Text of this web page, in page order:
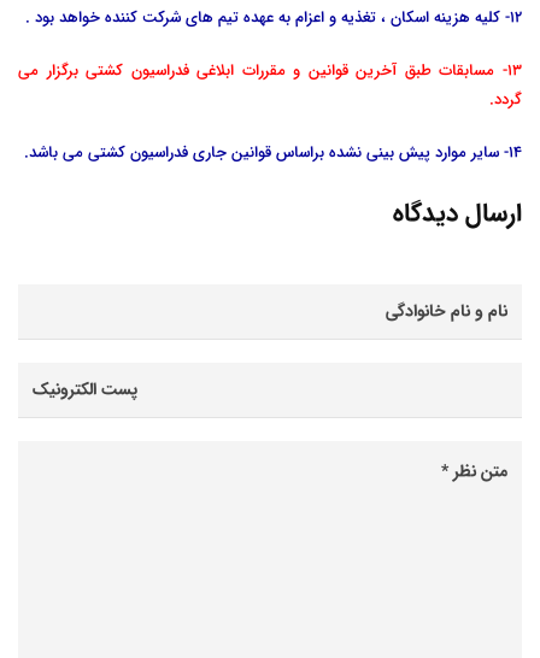
12- کلیه هزینه اسکان ، تغذیه و اعزام به عهده تیم های شرکت کننده خواهد بود .
13- مسابقات طبق آخرین قوانین و مقررات ابلاغی فدراسیون کشتی برگزار می
گردد.
14- سایر موارد پیش بینی نشده براساس قوانین جاری فدراسیون کشتی می باشد.
ارسال دیدگاه